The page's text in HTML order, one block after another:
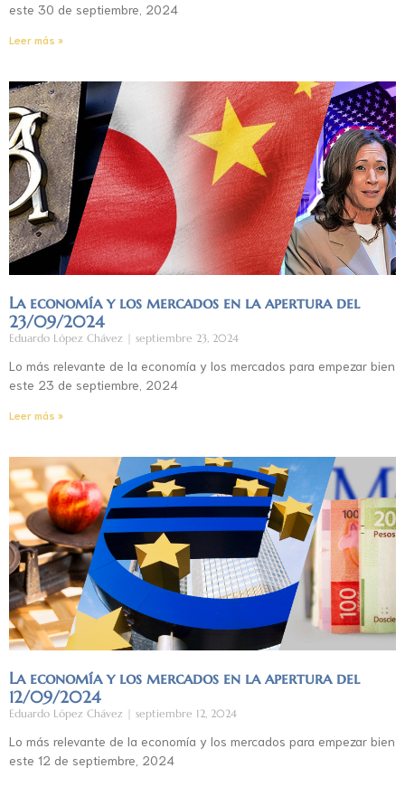
este 30 de septiembre, 2024
Leer más »
La economía y los mercados en la apertura del
23/09/2024
Eduardo López Chávez septiembre 23, 2024
Lo más relevante de la economía y los mercados para empezar bien
este 23 de septiembre, 2024
Leer más »
La economía y los mercados en la apertura del
12/09/2024
Eduardo López Chávez septiembre 12, 2024
Lo más relevante de la economía y los mercados para empezar bien
este 12 de septiembre, 2024